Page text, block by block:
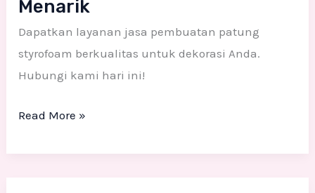
Menarik
Dapatkan layanan jasa pembuatan patung
styrofoam berkualitas untuk dekorasi Anda.
Hubungi kami hari ini!
Read More »